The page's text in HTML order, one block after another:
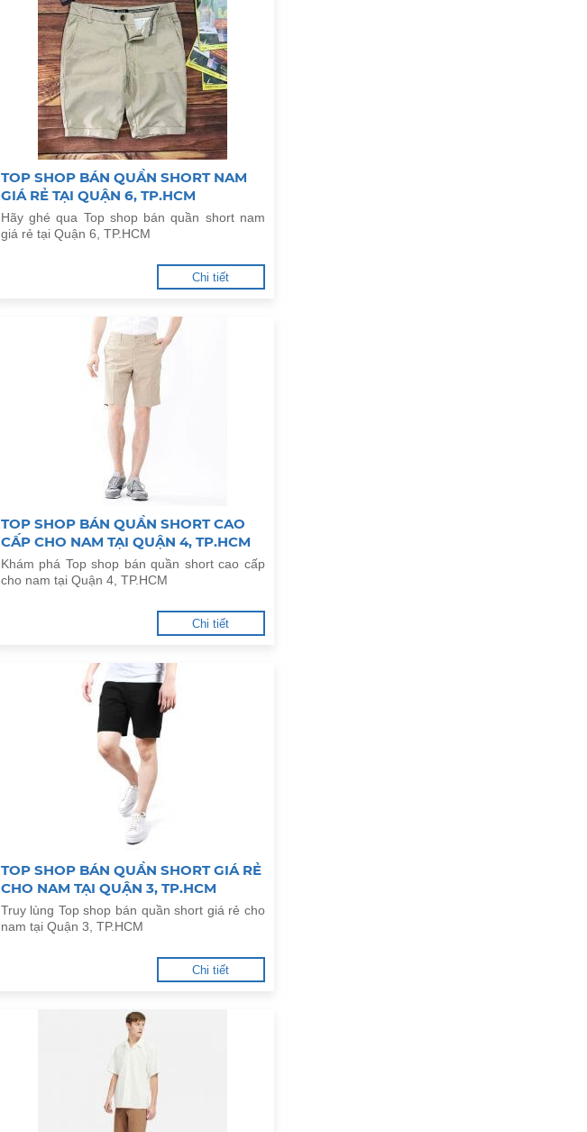
TOP SHOP BÁN QUẦN SHORT NAM
GIÁ RẺ TẠI QUẬN 6, TP.HCM
Hãy ghé qua Top shop bán quần short nam
giá rẻ tại Quận 6, TP.HCM
Chi tiết
TOP SHOP BÁN QUẦN SHORT CAO
CẤP CHO NAM TẠI QUẬN 4, TP.HCM
Khám phá Top shop bán quần short cao cấp
cho nam tại Quận 4, TP.HCM
Chi tiết
TOP SHOP BÁN QUẦN SHORT GIÁ RẺ
CHO NAM TẠI QUẬN 3, TP.HCM
Truy lùng Top shop bán quần short giá rẻ cho
nam tại Quận 3, TP.HCM
Chi tiết